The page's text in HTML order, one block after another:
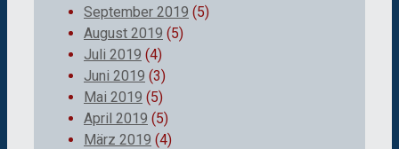
September 2019 (5)
August 2019 (5)
Juli 2019 (4)
Juni 2019 (3)
Mai 2019 (5)
April 2019 (5)
März 2019 (4)